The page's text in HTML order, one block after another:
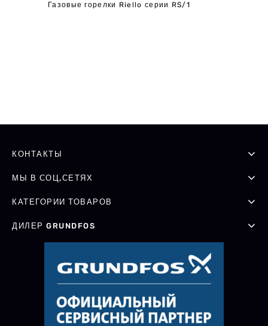
out
Газовые горелки Riello серии RS/1
КОНТАКТЫ
МЫ В СОЦ,СЕТЯХ
КАТЕГОРИИ ТОВАРОВ
ДИЛЕР GRUNDFOS